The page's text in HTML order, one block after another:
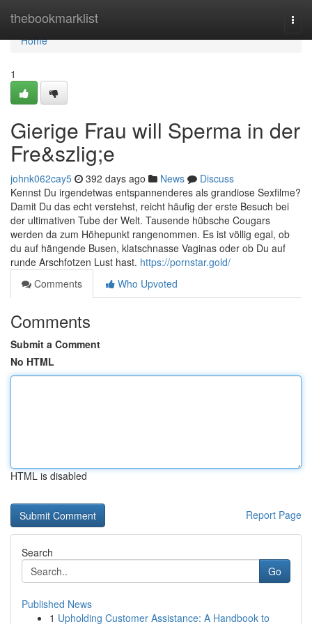
thebookmarklist
Home
Home
1
Gierige Frau will Sperma in der
Fre&szlig;e
johnk062cay5 392 days ago News
Discuss
Kennst Du irgendetwas entspannenderes als grandiose Sexfilme?
Damit Du das echt verstehst, reicht häufig der erste Besuch bei
der ultimativen Tube der Welt. Tausende hübsche Cougars
werden da zum Höhepunkt rangenommen. Es ist völlig egal, ob
du auf hängende Busen, klatschnasse Vaginas oder ob Du auf
runde Arschfotzen Lust hast. https://pornstar.gold/
Comments
Who Upvoted
Comments
Submit a Comment
No HTML
HTML is disabled
Report Page
Search
Go
Published News
1 Upholding Customer Assistance: A Handbook to